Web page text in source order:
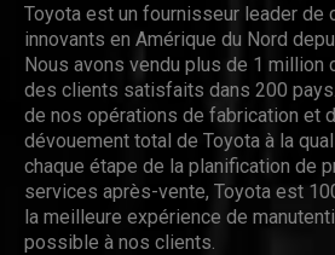
Toyota est un fournisseur leader de
innovants en Amérique du Nord
Nous avons vendu plus de 1 million
des clients satisfaits dans 200
de nos opérations de fabrication et
dévouement total de Toyota à la
chaque étape de la planification de
services après-vente, Toyota est
la meilleure expérience de
possible à nos clients.